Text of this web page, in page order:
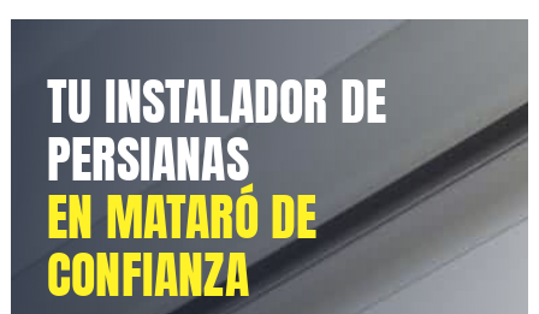
TU INSTALADOR DE
PERSIANAS
EN MATARÓ DE
CONFIANZA